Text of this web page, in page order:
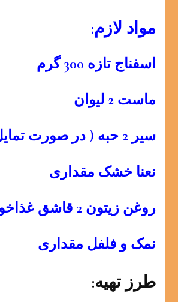
مواد لازم:
اسفناج تازه 300 گرم
ماست 2 لیوان
سیر 2 حبه ( در صورت تمایل بیشتر )
نعنا خشک مقداری
روغن زیتون 2 قاشق غذاخوری
نمک و فلفل مقداری
طرز تهیه: